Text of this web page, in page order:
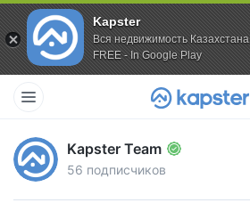
Kapster
Вся недвижимость Казахстана
FREE - In Google Play
Kapster Team
56 подписчиков